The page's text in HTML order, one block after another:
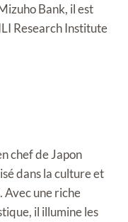
Bank, il est
Research Institute
chef de Japon
dans la culture et
Avec une riche
il illumine les